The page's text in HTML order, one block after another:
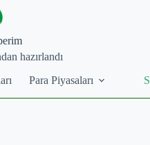
hazırlandı
Para Piyasaları